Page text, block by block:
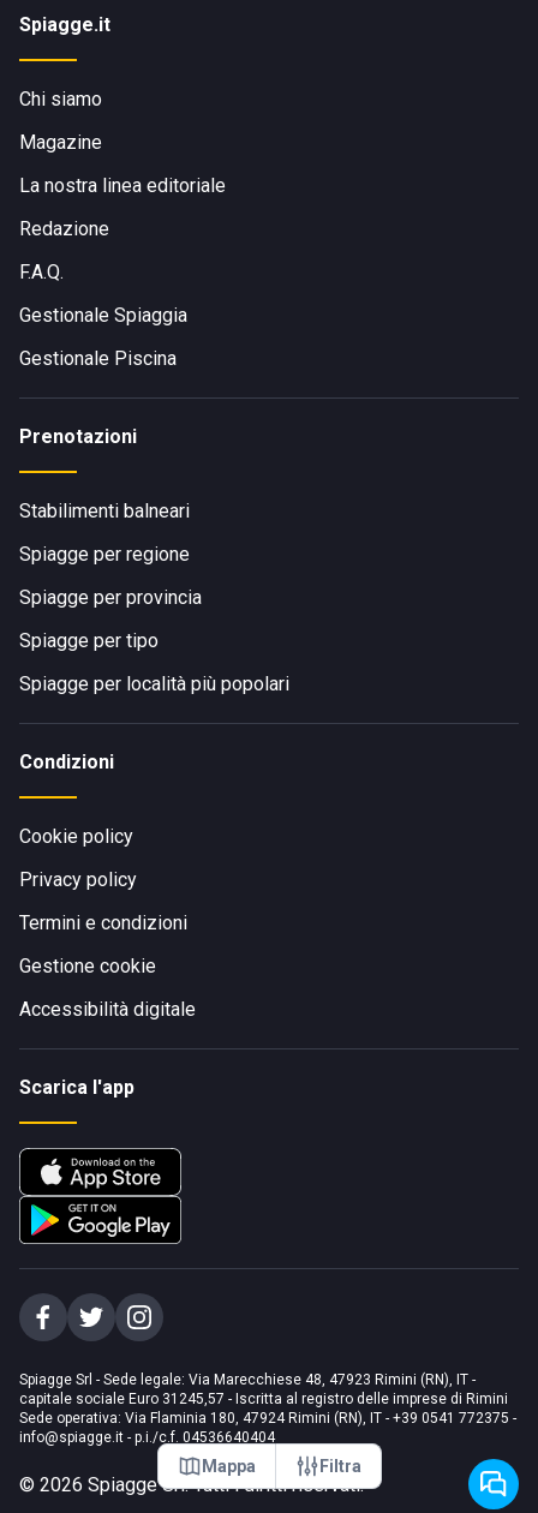
Mappa Filtra
Spiagge.it
Chi siamo
Magazine
La nostra linea editoriale
Redazione
F.A.Q.
Gestionale Spiaggia
Gestionale Piscina
Prenotazioni
Stabilimenti balneari
Spiagge per regione
Spiagge per provincia
Spiagge per tipo
Spiagge per località più popolari
Condizioni
Cookie policy
Privacy policy
Termini e condizioni
Gestione cookie
Accessibilità digitale
Scarica l'app
Spiagge Srl - Sede legale: Via Marecchiese 48, 47923 Rimini (RN), IT -
capitale sociale Euro 31245,57 - Iscritta al registro delle imprese di Rimini
Sede operativa: Via Flaminia 180, 47924 Rimini (RN), IT - +39 0541 772375 -
info@spiagge.it - p.i./c.f. 04536640404
© 2026 Spiagge Srl. Tutti i diritti riservati.